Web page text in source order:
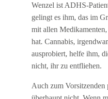
Wenzel ist ADHS-
gelingt es ihm, das im
mit allen
hat. Cannabis,
ausprobiert, helfe ihm,
nicht, ihr zu entfliehen.
Auch zum Vorsitzenden